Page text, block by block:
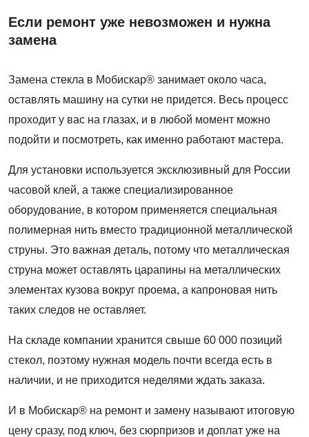
Если ремонт уже невозможен и нужна
замена
Замена стекла в Мобискар® занимает около часа,
оставлять машину на сутки не придется. Весь процесс
проходит у вас на глазах, и в любой момент можно
подойти и посмотреть, как именно работают мастера.
Для установки используется эксклюзивный для России
часовой клей, а также специализированное
оборудование, в котором применяется специальная
полимерная нить вместо традиционной металлической
струны. Это важная деталь, потому что металлическая
струна может оставлять царапины на металлических
элементах кузова вокруг проема, а капроновая нить
таких следов не оставляет.
На складе компании хранится свыше 60 000 позиций
стекол, поэтому нужная модель почти всегда есть в
наличии, и не приходится неделями ждать заказа.
И в Мобискар® на ремонт и замену называют итоговую
цену сразу, под ключ, без сюрпризов и доплат уже на